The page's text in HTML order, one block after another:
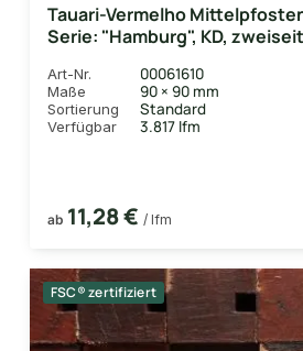
Tauari-Vermelho
Serie: "Hamburg", KD,
Art-Nr. 00061610
Maße 90 × 90 mm
Sortierung Standard
Verfügbar 3.817 lfm
ab 11,28 € / lfm
FSC® zertifiziert